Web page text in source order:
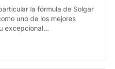
la fórmula de Solgar
uno de los mejores
excepcional
para fortalecer el sistema